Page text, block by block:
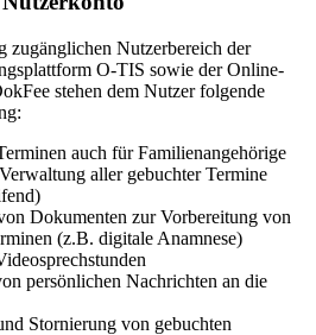
zugänglichen Nutzerbereich der
O-TIS sowie der Online-
stehen dem Nutzer folgende
auch für Familienangehörige
aller gebuchter Termine
Dokumenten zur Vorbereitung von
(z.B. digitale Anamnese)
persönlichen Nachrichten an die
Stornierung von gebuchten